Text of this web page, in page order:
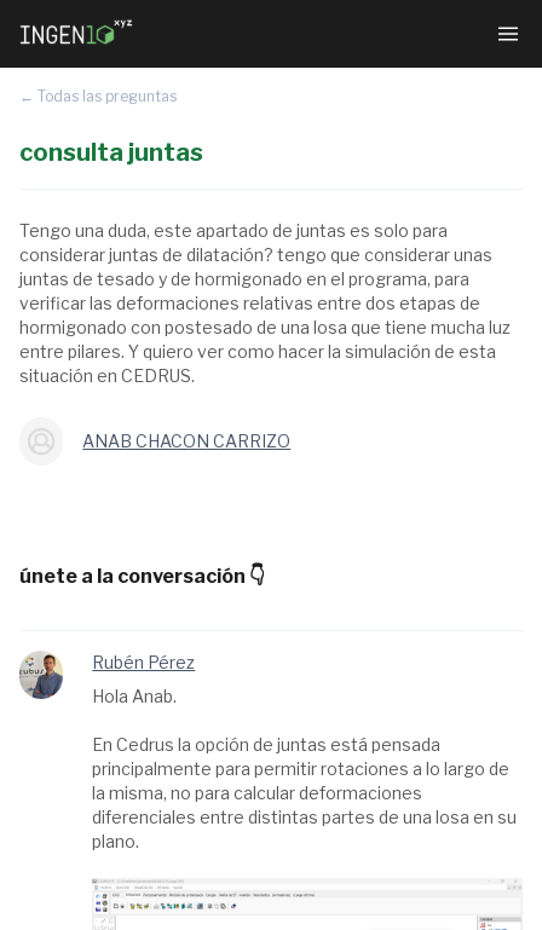
← Todas las preguntas
consulta juntas
Tengo una duda, este apartado de juntas es solo para
considerar juntas de dilatación? tengo que considerar unas
juntas de tesado y de hormigonado en el programa, para
verificar las deformaciones relativas entre dos etapas de
hormigonado con postesado de una losa que tiene mucha luz
entre pilares. Y quiero ver como hacer la simulación de esta
situación en CEDRUS.
ANAB CHACON CARRIZO
únete a la conversación 👇
Rubén Pérez
Hola Anab.
En Cedrus la opción de juntas está pensada
principalmente para permitir rotaciones a lo largo de
la misma, no para calcular deformaciones
diferenciales entre distintas partes de una losa en su
plano.